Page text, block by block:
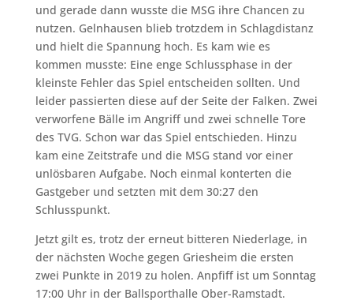
und gerade dann wusste die MSG ihre Chancen zu
nutzen. Gelnhausen blieb trotzdem in Schlagdistanz
und hielt die Spannung hoch. Es kam wie es
kommen musste: Eine enge Schlussphase in der
kleinste Fehler das Spiel entscheiden sollten. Und
leider passierten diese auf der Seite der Falken. Zwei
verworfene Bälle im Angriff und zwei schnelle Tore
des TVG. Schon war das Spiel entschieden. Hinzu
kam eine Zeitstrafe und die MSG stand vor einer
unlösbaren Aufgabe. Noch einmal konterten die
Gastgeber und setzten mit dem 30:27 den
Schlusspunkt.
Jetzt gilt es, trotz der erneut bitteren Niederlage, in
der nächsten Woche gegen Griesheim die ersten
zwei Punkte in 2019 zu holen. Anpfiff ist um Sonntag
17:00 Uhr in der Ballsporthalle Ober-Ramstadt.